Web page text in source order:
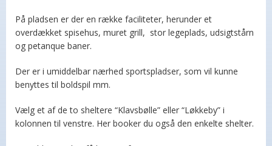
På pladsen er der en række faciliteter, herunder et
overdækket spisehus, muret grill, stor legeplads, udsigtstårn
og petanque baner.
Der er i umiddelbar nærhed sportspladser, som vil kunne
benyttes til boldspil mm.
Vælg et af de to sheltere “Klavsbølle” eller “Løkkeby” i
kolonnen til venstre. Her booker du også den enkelte shelter.